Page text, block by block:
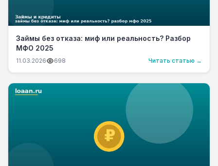
Займы без отказа: миф или реальность? Разбор
МФО 2025
11.03.2026 698 Читать статью →